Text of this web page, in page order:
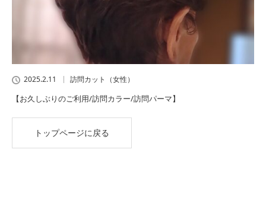
2025.2.11 訪問カット（女性）
【お久しぶりのご利用/訪問カラー/訪問パーマ】
トップページに戻る